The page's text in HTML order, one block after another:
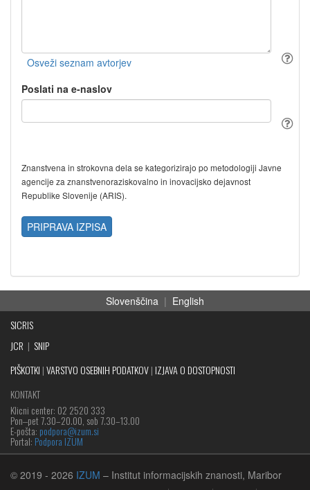
Poslati na e-naslov
Znanstvena in strokovna dela se kategorizirajo po metodologiji Javne
agencije za znanstvenoraziskovalno in inovacijsko dejavnost
Republike Slovenije (ARIS).
PRIPRAVA IZPISA
Slovenščina | English
SICRIS
JCR | SNIP
PIŠKOTKI |VARSTVO OSEBNIH PODATKOV| IZJAVA O DOSTOPNOSTI
KONTAKT
Klicni center: 02 2520 333
Pon‒pet 7.30–20.00, sob 7.30–13.00
E-pošta: podpora@izum.si
Portal: Podpora IZUM
© 2019 - 2026 IZUM – Institut informacijskih znanosti, Maribor